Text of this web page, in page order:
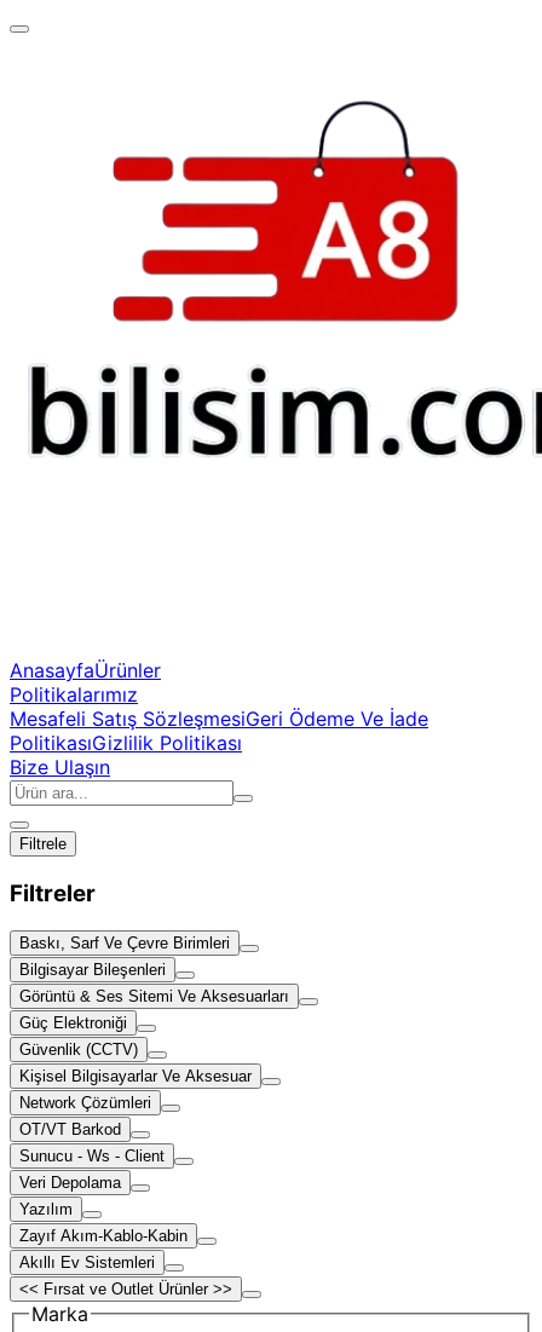
AnasayfaÜrünler
Politikalarımız
Mesafeli Satış SözleşmesiGeri Ödeme Ve İade
PolitikasıGizlilik Politikası
Bize Ulaşın
Filtrele
Filtreler
Baskı, Sarf Ve Çevre Birimleri
Bilgisayar Bileşenleri
Görüntü & Ses Sitemi Ve Aksesuarları
Güç Elektroniği
Güvenlik (CCTV)
Kişisel Bilgisayarlar Ve Aksesuar
Network Çözümleri
OT/VT Barkod
Sunucu - Ws - Client
Veri Depolama
Yazılım
Zayıf Akım-Kablo-Kabin
Akıllı Ev Sistemleri
<< Fırsat ve Outlet Ürünler >>
Marka